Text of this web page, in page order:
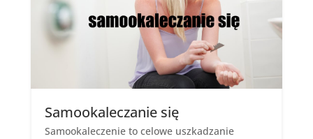
Samookaleczanie się
Samookaleczenie to celowe uszkadzanie